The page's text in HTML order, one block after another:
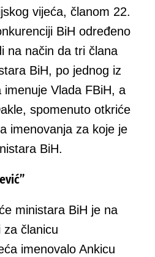
vijeća, članom 22.
BiH određeno
na način da tri člana
BiH, po jednog iz
Vlada FBiH, a
spomenuto otkriće
imenovanja za koje je
BiH.
ministara BiH je na
za članicu
imenovalo Ankicu